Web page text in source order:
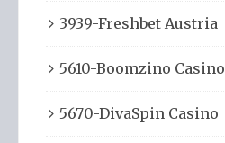
3939-Freshbet Austria
5610-Boomzino Casino
5670-DivaSpin Casino